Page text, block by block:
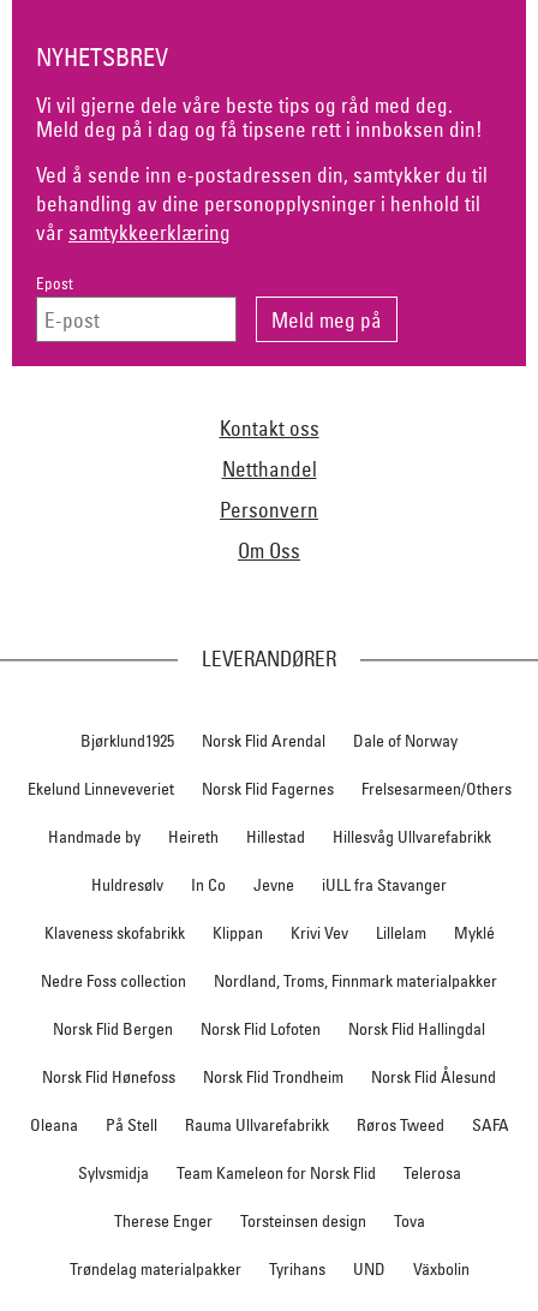
NYHETSBREV
Vi vil gjerne dele våre beste tips og råd med deg.
Meld deg på i dag og få tipsene rett i innboksen din!
Ved å sende inn e-postadressen din, samtykker du til
behandling av dine personopplysninger i henhold til
vår samtykkeerklæring
Epost
Kontakt oss
Netthandel
Personvern
Om Oss
LEVERANDØRER
Bjørklund1925 Norsk Flid Arendal Dale of Norway
Ekelund Linneveveriet Norsk Flid Fagernes Frelsesarmeen/Others
Handmade by Heireth Hillestad Hillesvåg Ullvarefabrikk
Huldresølv In Co Jevne iULL fra Stavanger
Klaveness skofabrikk Klippan Krivi Vev Lillelam Myklé
Nedre Foss collection Nordland, Troms, Finnmark materialpakker
Norsk Flid Bergen Norsk Flid Lofoten Norsk Flid Hallingdal
Norsk Flid Hønefoss Norsk Flid Trondheim Norsk Flid Ålesund
Oleana På Stell Rauma Ullvarefabrikk Røros Tweed SAFA
Sylvsmidja Team Kameleon for Norsk Flid Telerosa
Therese Enger Torsteinsen design Tova
Trøndelag materialpakker Tyrihans UND Växbolin